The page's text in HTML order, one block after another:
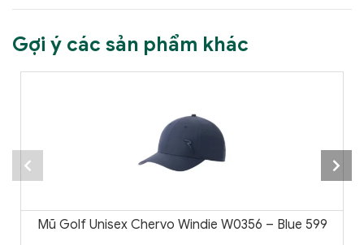
Gợi ý các sản phẩm khác
Mũ Golf Unisex Chervo Windie W0356 – Blue 599